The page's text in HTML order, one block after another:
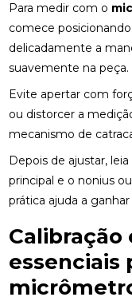
Para medir com o
comece
delicadamente a
suavemente na peça.
Evite apertar com
ou distorcer a
mecanismo de
Depois de ajustar,
principal e o nonius
prática ajuda a
Calibração
essenciais